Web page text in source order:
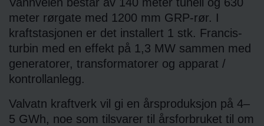
meter rørgate med 1200 mm GRP-rør. I
kraftstasjonen er det installert 1 stk. Francis-
turbin med en effekt på 1,3 MW sammen med
generatorer, transformatorer og apparat /
kontrollanlegg.
Valvatn kraftverk vil gi en årsproduksjon på 4–
5 GWh, noe som tilsvarer til årsforbruket til om